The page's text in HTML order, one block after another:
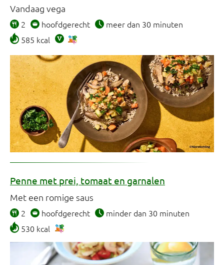
Vandaag vega
2 hoofdgerecht
meer dan 30 minuten
585 kcal
Penne met prei, tomaat en garnalen
Met een romige saus
2 hoofdgerecht
minder dan 30 minuten
530 kcal